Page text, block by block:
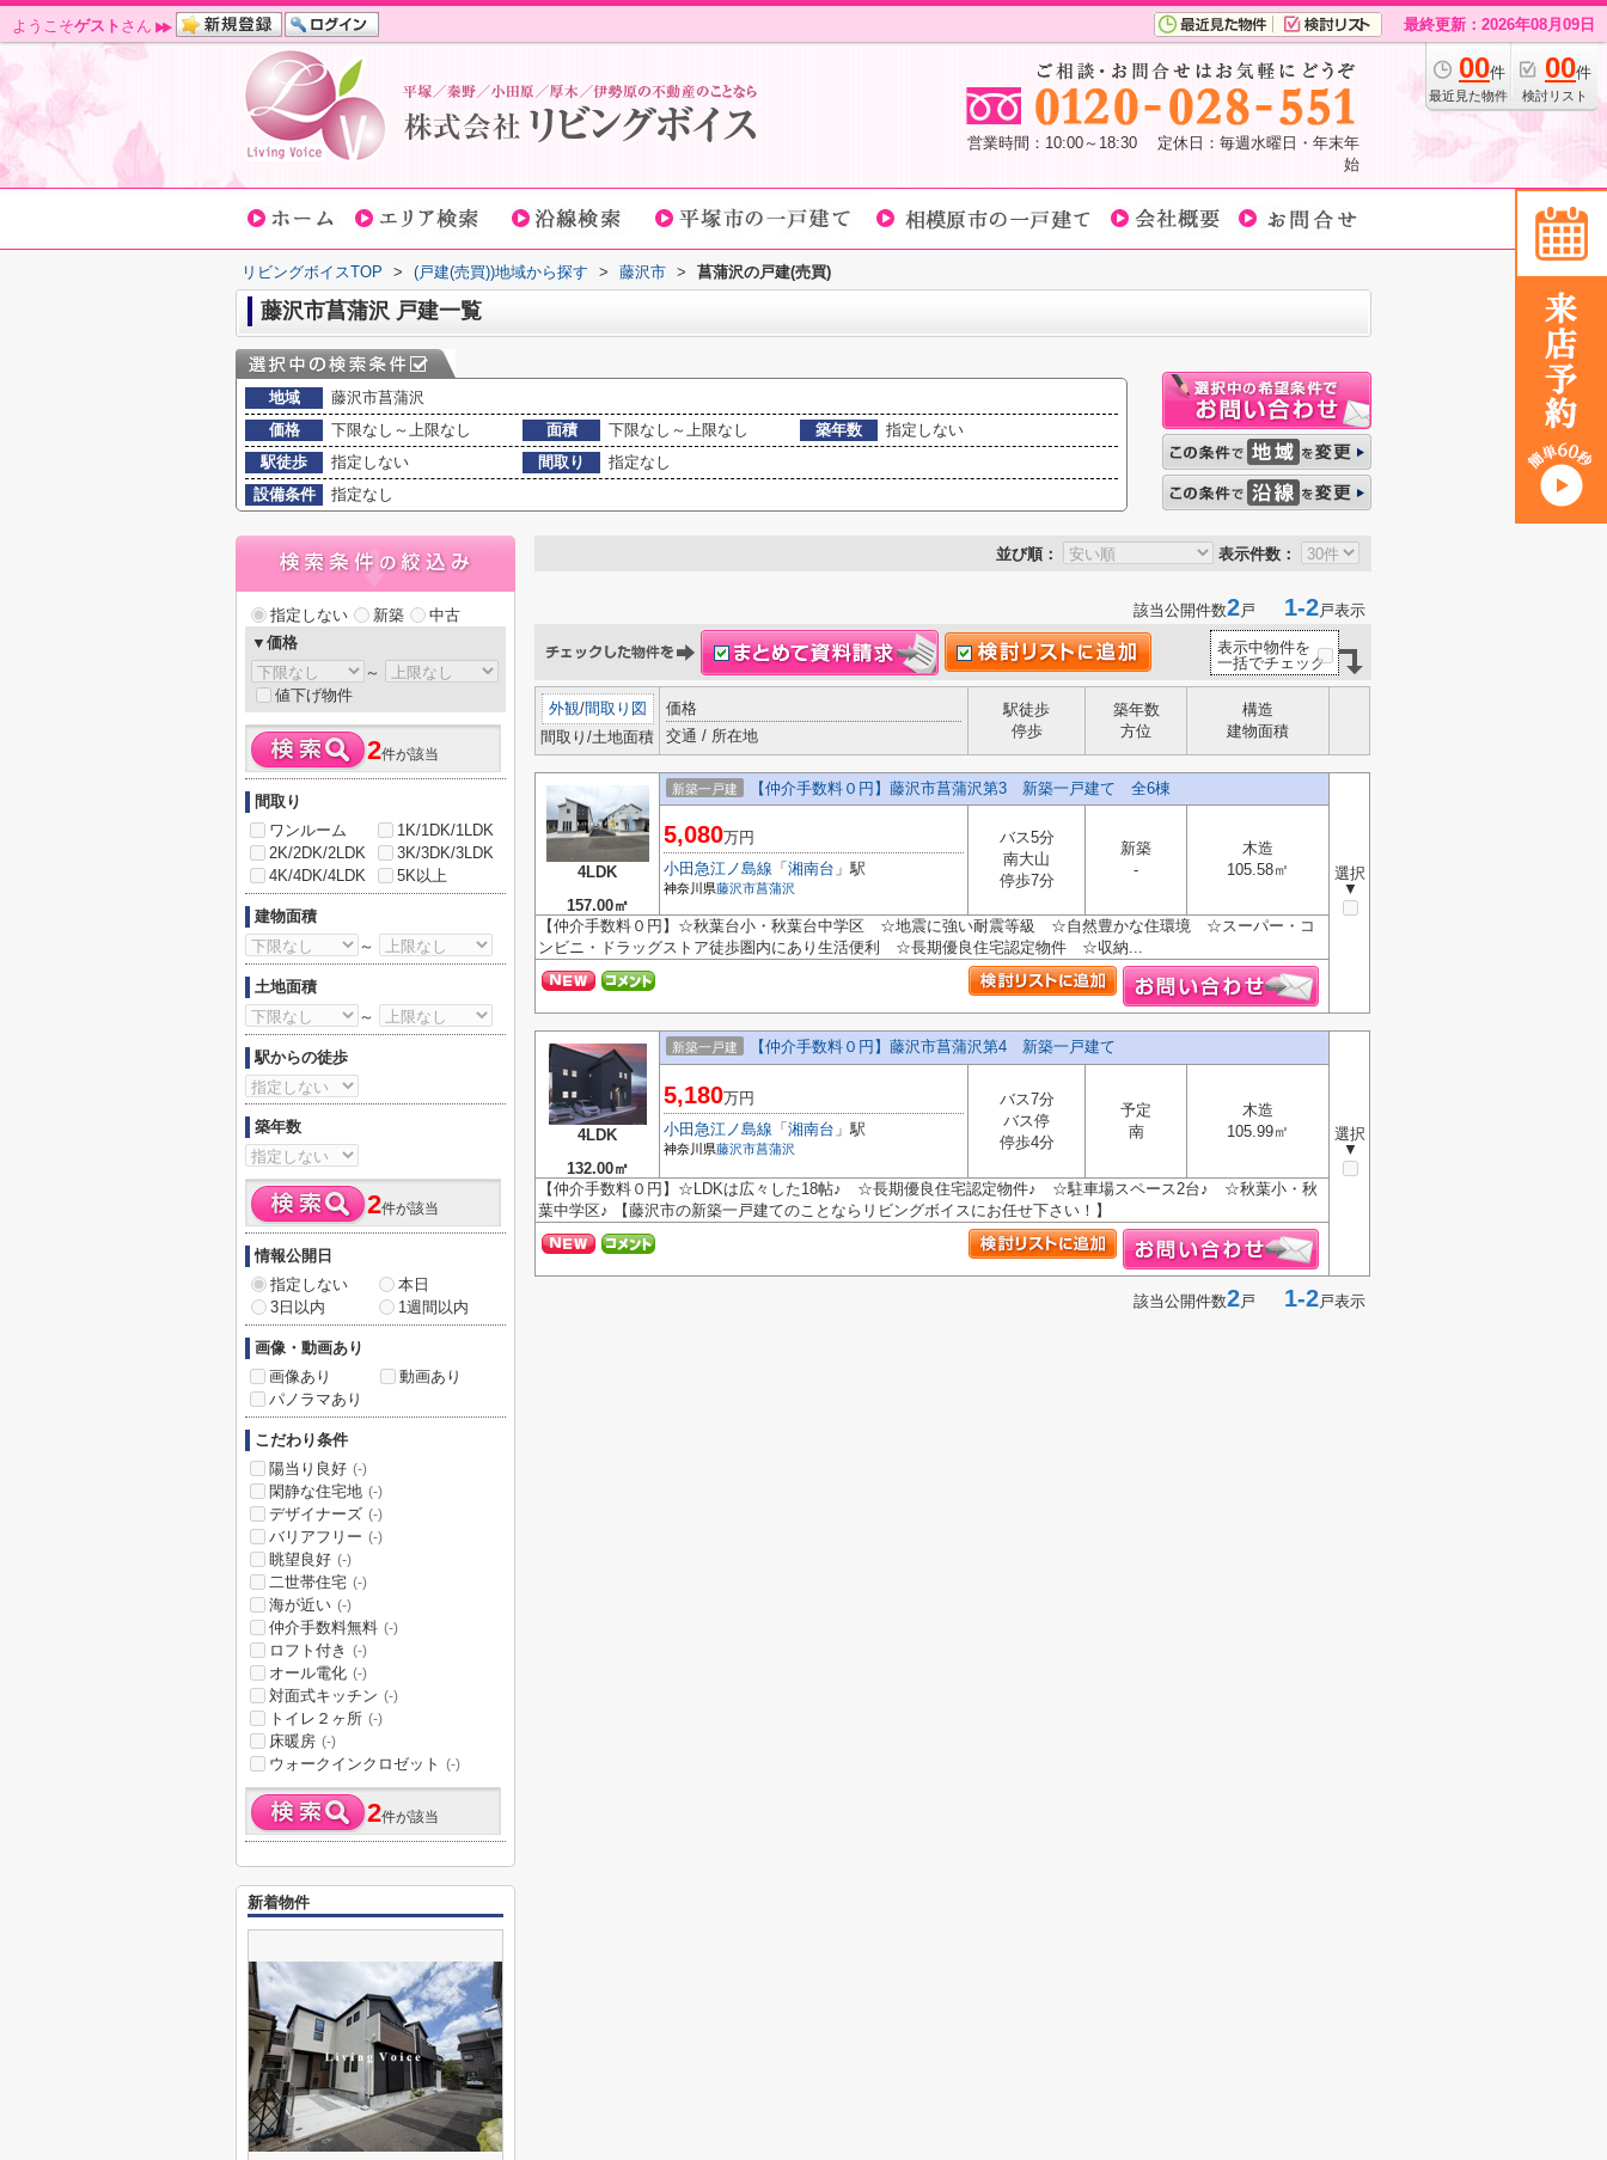
ようこそゲスト さん 最終更新：2026年08月09日
00件
最近見た物件
00件
検討リスト
営業時間：10:00～18:30 定休日：毎週水曜日・年末年
始
リビングボイスTOP > (戸建(売買))地域から探す > 藤沢市 > 菖蒲沢の戸建(売買)
藤沢市菖蒲沢 戸建一覧
地域
藤沢市菖蒲沢
価格
下限なし～上限なし 面積 下限なし～上限なし 築年数
指定しない
駅徒歩
指定しない 間取り
指定なし
設備条件
指定なし
並び順： 表示件数：
該当公開件数2戸 1-2戸表示
表示中物件を
一括でチェック
外観/間取り図
間取り/土地面積
価格
交通 / 所在地
駅徒歩
停歩
築年数
方位
構造
建物面積
4LDK
157.00㎡
新築一戸建 【仲介手数料０円】藤沢市菖蒲沢第3 新築一戸建て 全6棟
選択
▼
5,080万円
小田急江ノ島線 「 湘南台 」駅
神奈川県藤沢市菖蒲沢
バス5分
南大山
停歩7分
新築
-
木造
105.58㎡
【仲介手数料０円】☆秋葉台小・秋葉台中学区 ☆地震に強い耐震等級 ☆自然豊かな住環境 ☆スーパー・コ
ンビニ・ドラッグストア徒歩圏内にあり生活便利 ☆長期優良住宅認定物件 ☆収納...
4LDK
132.00㎡
新築一戸建 【仲介手数料０円】藤沢市菖蒲沢第4 新築一戸建て
選択
▼
5,180万円
小田急江ノ島線 「 湘南台 」駅
神奈川県藤沢市菖蒲沢
バス7分
バス停
停歩4分
予定
南
木造
105.99㎡
【仲介手数料０円】☆LDKは広々した18帖♪ ☆長期優良住宅認定物件♪ ☆駐車場スペース2台♪ ☆秋葉小・秋
葉中学区♪ 【藤沢市の新築一戸建てのことならリビングボイスにお任せ下さい！】
該当公開件数2戸 1-2戸表示
指定しない 新築
中古
▼価格
～
値下げ物件
2件が該当
間取り
ワンルーム
1K/1DK/1LDK
2K/2DK/2LDK
3K/3DK/3LDK
4K/4DK/4LDK
5K以上
建物面積
～
土地面積
～
駅からの徒歩
築年数
2件が該当
情報公開日
指定しない
本日
3日以内
1週間以内
画像・動画あり
画像あり
動画あり
パノラマあり
こだわり条件
陽当り良好 (-)
閑静な住宅地 (-)
デザイナーズ (-)
バリアフリー (-)
眺望良好 (-)
二世帯住宅 (-)
海が近い (-)
仲介手数料無料 (-)
ロフト付き (-)
オール電化 (-)
対面式キッチン (-)
トイレ２ヶ所 (-)
床暖房 (-)
ウォークインクロゼット (-)
2件が該当
新着物件